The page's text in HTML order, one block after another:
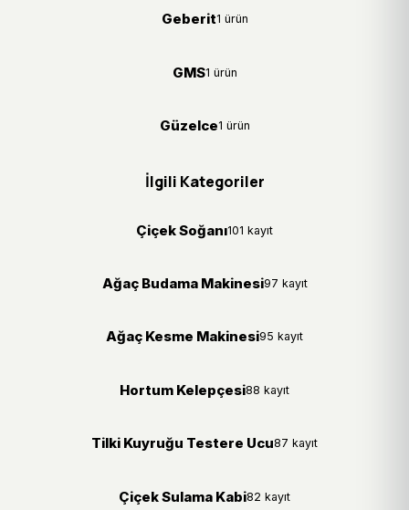
Geberit1 ürün
GMS1 ürün
Güzelce1 ürün
İlgili Kategoriler
Çiçek Soğanı101 kayıt
Ağaç Budama Makinesi97 kayıt
Ağaç Kesme Makinesi95 kayıt
Hortum Kelepçesi88 kayıt
Tilki Kuyruğu Testere Ucu87 kayıt
Çiçek Sulama Kabi82 kayıt